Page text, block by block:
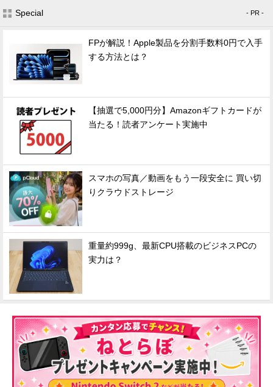
Special - PR -
FPが解説！Apple製品を分割手数料0円で入手
する方法とは？
【抽選で5,000円分】Amazonギフトカードが
当たる！読者アンケート実施中
スマホの写真／動画をもう一段安全に 買い切
りクラウドストレージ
重量約999g、最新CPU搭載のビジネスPCの
実力は？